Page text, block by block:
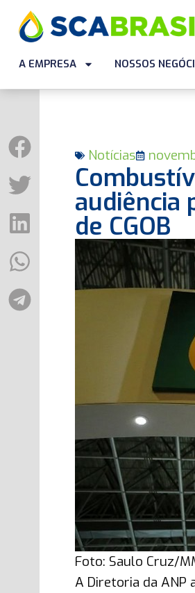
A EMPRESA NOSSOS
Notícias
audiência
de CGOB
Foto: Saulo Cruz/
A Diretoria da ANP